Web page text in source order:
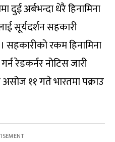
दुई अर्बभन्दा धेरै हिनामिना
सूर्यदर्शन सहकारी
सहकारीको रकम हिनामिना
रेडकर्नर नोटिस जारी
११ गते भारतमा पक्राउ